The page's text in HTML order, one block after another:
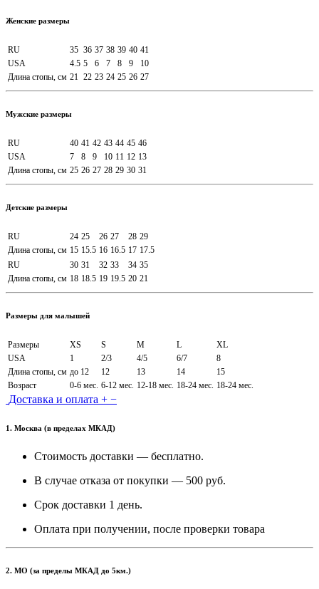
Женские размеры
RU 35 36 37 38 39 40 41
USA
4.5 5 6 7 8 9
10
Длина стопы, см 21 22 23 24 25 26 27
Мужские размеры
RU 40 41 42 43 44 45 46
USA
7 8 9 10 11 12 13
Длина стопы, см 25 26 27 28 29 30 31
Детские размеры
RU 24 25 26 27 28 29
Длина стопы, см 15 15.5 16 16.5 17 17.5
RU
30 31 32 33 34 35
Длина стопы, см 18 18.5 19 19.5 20 21
Размеры для малышей
Размеры XS S M L
XL
USA
1 2/3 4/5 6/7
8
Длина стопы, см до 12 12 13 14
15
Возраст
0-6 мес. 6-12 мес. 12-18 мес. 18-24 мес. 18-24 мес.
Доставка и оплата + −
1. Москва (в пределах МКАД)
Стоимость доставки — бесплатно.
В случае отказа от покупки — 500 руб.
Срок доставки 1 день.
Оплата при получении, после проверки товара
2. МО (за пределы МКАД до 5км.)